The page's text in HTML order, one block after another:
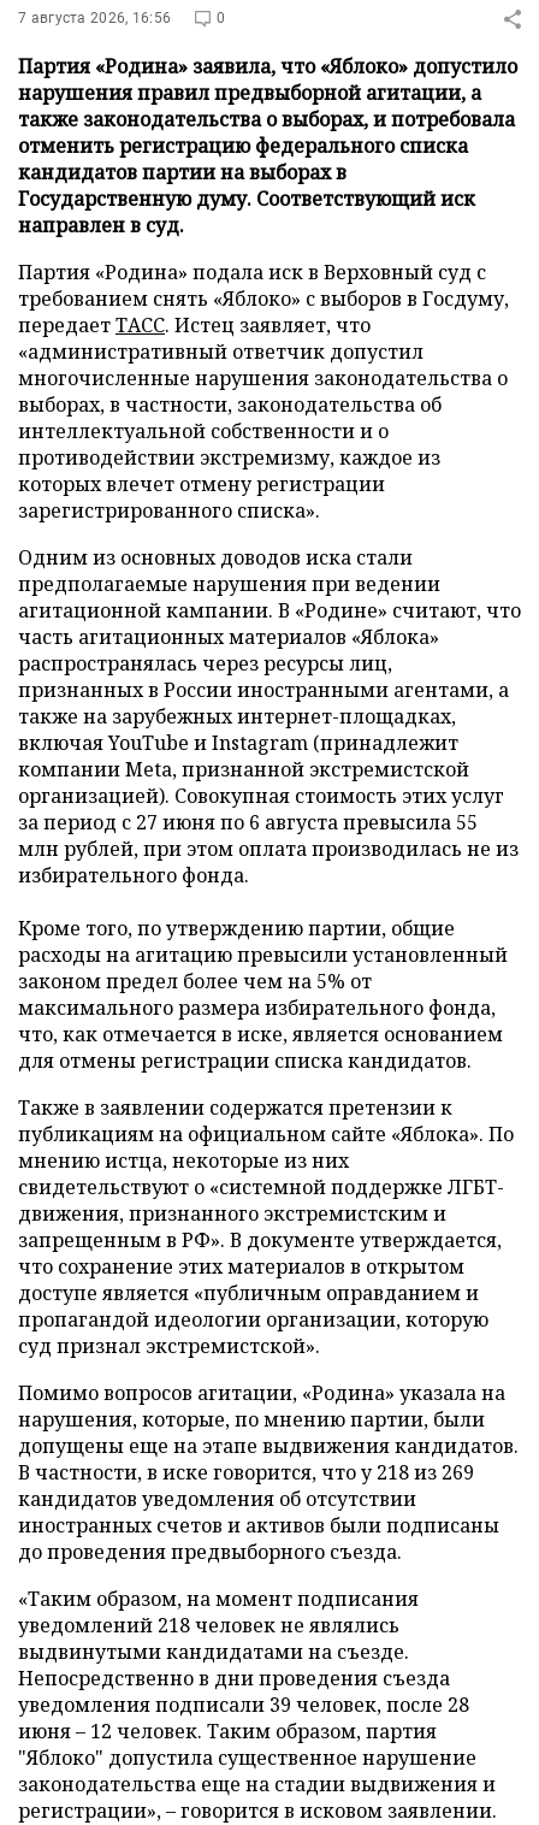
7 августа 2026, 16:56 0
Партия «Родина» заявила, что «Яблоко» допустило
нарушения правил предвыборной агитации, а
также законодательства о выборах, и потребовала
отменить регистрацию федерального списка
кандидатов партии на выборах в
Государственную думу. Соответствующий иск
направлен в суд.
Партия «Родина» подала иск в Верховный суд с
требованием снять «Яблоко» с выборов в Госдуму,
передаетТАСС. Истец заявляет, что
«административный ответчик допустил
многочисленные нарушения законодательства о
выборах, в частности, законодательства об
интеллектуальной собственности и о
противодействии экстремизму, каждое из
которых влечет отмену регистрации
зарегистрированного списка».
Одним из основных доводов иска стали
предполагаемые нарушения при ведении
агитационной кампании. В «Родине» считают, что
часть агитационных материалов «Яблока»
распространялась через ресурсы лиц,
признанных в России иностранными агентами, а
также на зарубежных интернет-площадках,
включая YouTube и Instagram (принадлежит
компании Meta, признанной экстремистской
организацией). Совокупная стоимость этих услуг
за период с 27 июня по 6 августа превысила 55
млн рублей, при этом оплата производилась не из
избирательного фонда.
Кроме того, по утверждению партии, общие
расходы на агитацию превысили установленный
законом предел более чем на 5% от
максимального размера избирательного фонда,
что, как отмечается в иске, является основанием
для отмены регистрации списка кандидатов.
Также в заявлении содержатся претензии к
публикациям на официальном сайте «Яблока». По
мнению истца, некоторые из них
свидетельствуют о «системной поддержке ЛГБТ-
движения, признанного экстремистским и
запрещенным в РФ». В документе утверждается,
что сохранение этих материалов в открытом
доступе является «публичным оправданием и
пропагандой идеологии организации, которую
суд признал экстремистской».
Помимо вопросов агитации, «Родина» указала на
нарушения, которые, по мнению партии, были
допущены еще на этапе выдвижения кандидатов.
В частности, в иске говорится, что у 218 из 269
кандидатов уведомления об отсутствии
иностранных счетов и активов были подписаны
до проведения предвыборного съезда.
«Таким образом, на момент подписания
уведомлений 218 человек не являлись
выдвинутыми кандидатами на съезде.
Непосредственно в дни проведения съезда
уведомления подписали 39 человек, после 28
июня – 12 человек. Таким образом, партия
"Яблоко" допустила существенное нарушение
законодательства еще на стадии выдвижения и
регистрации», – говорится в исковом заявлении.